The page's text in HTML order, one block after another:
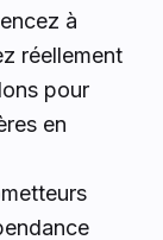
à
réellement
pour
en